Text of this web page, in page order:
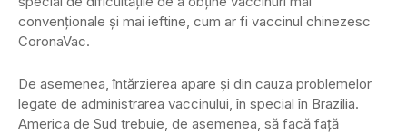
convenţionale şi mai ieftine, cum ar fi vaccinul chinezesc
CoronaVac.
De asemenea, întărzierea apare şi din cauza problemelor
legate de administrarea vaccinului, în special în Brazilia.
America de Sud trebuie, de asemenea, să facă faţă